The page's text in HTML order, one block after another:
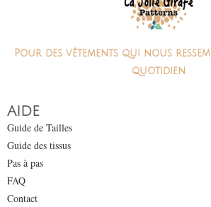
Pour des vêtements qui nous
quotidien
AIDE
Guide de Tailles
Guide des tissus
Pas à pas
FAQ
Contact